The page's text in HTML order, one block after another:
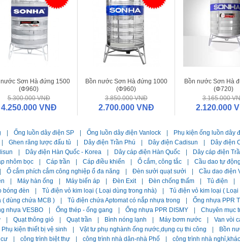
nước Sơn Hà đứng 1500
(Φ960)
5.300.000 VNĐ
4.250.000 VNĐ
Bồn nước Sơn Hà đứng 1000
(Φ960)
3.850.000 VNĐ
2.700.000 VNĐ
Bồn nước Sơn Hà
(Φ720)
3.165.000
2.120.000
Ống luồn dây điện SP Ống luồn dây điện Vanlock
Phụ kiện ống luồn dây
Ghen răng lược đấu tủ Dây điện Trần Phú Dây điện Cadisun
Dây điện
Dây điện Hàn Quốc - Korea Dây cáp điện Hàn Quốc
Dây cáp điện
nhôm bọc Cáp trần Cáp điều khiển Ổ cắm, công tắc
Cầu dao tự
Ổ cắm phích cắm công nghiệp ổ đa năng Đèn sưởi quạt sưởi
Cầu dao điện
Máy hàn ống Máy biến áp Đèn Exit Đèn chống thấm Tủ điện
bóng đèn Tủ điện vỏ kim loại ( Loại dùng trong nhà)
Tủ điện vỏ kim loại (
( dùng chứa MCB ) Tủ điện chứa Aptomat có nắp nhựa trong
Ống nhựa PPR
nhựa VESBO Ống thép - ống gang Ống nhựa PPR DISMY
Chuyên mục
Quạt thông gió Quạt trần Bình nóng lạnh Máy bơm nước
Van vòi
Phụ kiện thiết bị vệ sinh Vật tư phụ nghành ống nước,dụng cụ thi công
Bồn
công trình biệt thự công trình nhà dân-nhà Phố công trình nhà